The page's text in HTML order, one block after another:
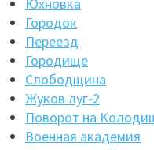
Городок
Переезд
Городище
Слободщина
Жуков луг-2
Поворот на
Военная академия